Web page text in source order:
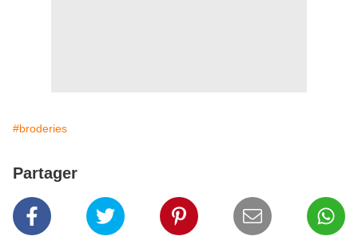
#broderies
Partager